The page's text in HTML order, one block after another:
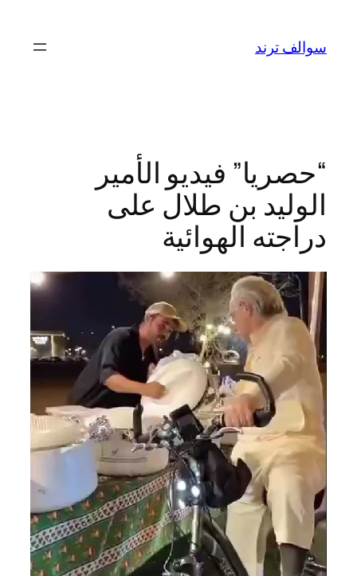
المحتوى
سوالف ترند
“حصريا” فيديو الأمير
الوليد بن طلال على
دراجته الهوائية